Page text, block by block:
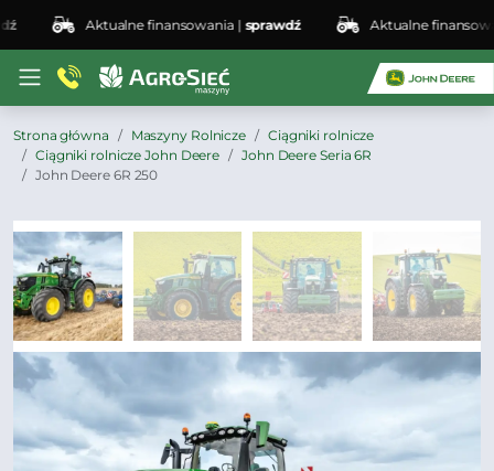
Aktualne finansowania |sprawdź Aktualne
Strona główna Maszyny Rolnicze
Ciągniki rolnicze
Ciągniki rolnicze John Deere
John Deere Seria 6R
John Deere 6R 250